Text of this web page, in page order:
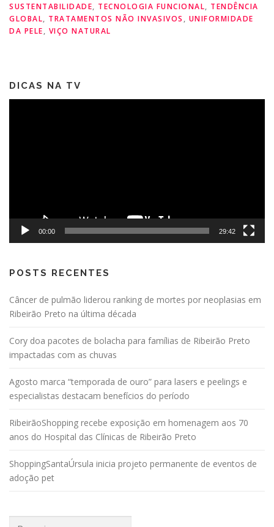
SUSTENTABILIDADE, TECNOLOGIA FUNCIONAL, TENDÊNCIA
GLOBAL, TRATAMENTOS NÃO INVASIVOS , UNIFORMIDADE
DA PELE, VIÇO NATURAL
DICAS NA TV
00:00 29:42
POSTS RECENTES
Câncer de pulmão liderou ranking de mortes por neoplasias em
Ribeirão Preto na última década
Cory doa pacotes de bolacha para famílias de Ribeirão Preto
impactadas com as chuvas
Agosto marca “temporada de ouro” para lasers e peelings e
especialistas destacam benefícios do período
RibeirãoShopping recebe exposição em homenagem aos 70
anos do Hospital das Clínicas de Ribeirão Preto
ShoppingSantaÚrsula inicia projeto permanente de eventos de
adoção pet